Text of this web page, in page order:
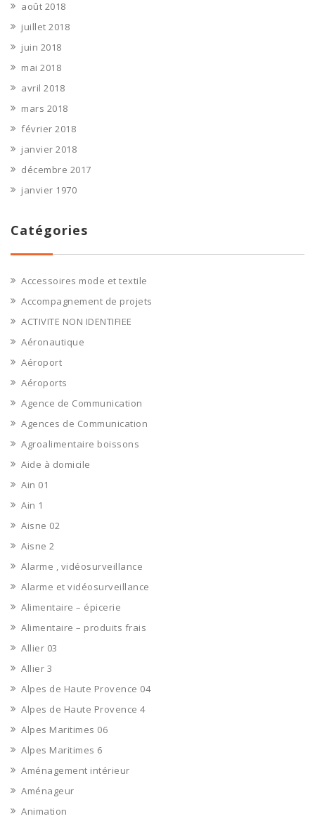
août 2018
juillet 2018
juin 2018
mai 2018
avril 2018
mars 2018
février 2018
janvier 2018
décembre 2017
janvier 1970
Catégories
Accessoires mode et textile
Accompagnement de projets
ACTIVITE NON IDENTIFIEE
Aéronautique
Aéroport
Aéroports
Agence de Communication
Agences de Communication
Agroalimentaire boissons
Aide à domicile
Ain 01
Ain 1
Aisne 02
Aisne 2
Alarme , vidéosurveillance
Alarme et vidéosurveillance
Alimentaire – épicerie
Alimentaire – produits frais
Allier 03
Allier 3
Alpes de Haute Provence 04
Alpes de Haute Provence 4
Alpes Maritimes 06
Alpes Maritimes 6
Aménagement intérieur
Aménageur
Animation